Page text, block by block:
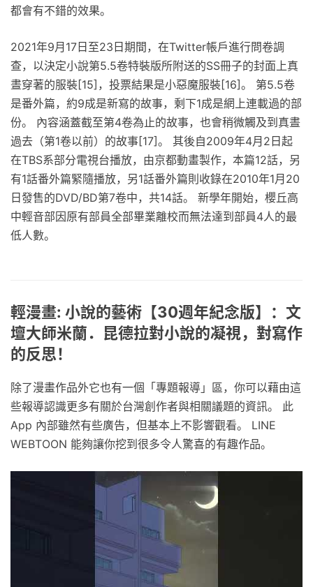
都會有不錯的效果。
2021年9月17日至23日期間，在Twitter帳戶進行問卷調
查，以決定小說第5.5卷特裝版所附送的SS冊子的封面上真
晝穿著的服裝[15]，投票結果是小惡魔服裝[16]。 第5.5卷
是番外篇，約9成是新寫的故事，剩下1成是網上連載過的部
份。 內容涵蓋截至第4卷為止的故事，也會稍微觸及到真晝
過去（第1卷以前）的故事[17]。 其後自2009年4月2日起
在TBS系部分電視台播放，由京都動畫製作，本篇12話，另
有1話番外篇緊隨播放，另1話番外篇則收錄在2010年1月20
日發售的DVD/BD第7卷中，共14話。 新學年開始，櫻丘高
中輕音部因原有部員全部畢業離校而無法達到部員4人的最
低人數。
輕漫畫: 小說的藝術【30週年紀念版】：文
壇大師米蘭．昆德拉對小說的凝視，對寫作
的反思！
除了漫畫作品外它也有一個「專題報導」區，你可以藉由這
些報導認識更多有關於台灣創作者與相關議題的資訊。 此
App 內部雖然有些廣告，但基本上不影響觀看。 LINE
WEBTOON 能夠讓你挖到很多令人驚喜的有趣作品。